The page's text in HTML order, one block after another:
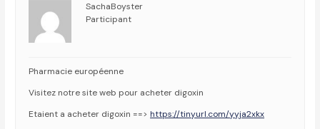
SachaBoyster
Participant
Pharmacie européenne
Visitez notre site web pour acheter digoxin
Etaient a acheter digoxin ==>https://tinyurl.com/yyja2xkx